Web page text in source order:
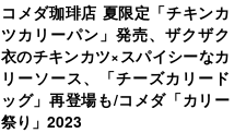
コメダ珈琲店 夏限定「チキンカ
ツカリーパン」発売、ザクザク
衣のチキンカツ×スパイシーなカ
リーソース、「チーズカリード
ッグ」再登場も/コメダ「カリー
祭り」2023